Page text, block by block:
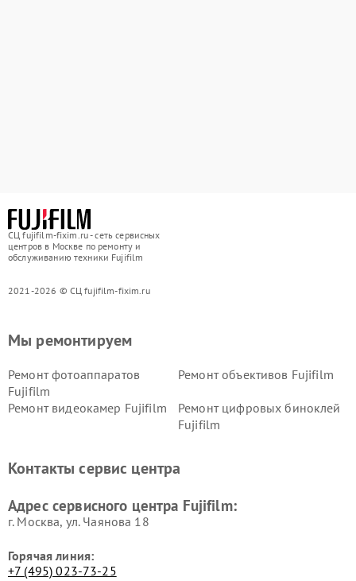
СЦ fujifilm-fixim.ru - сеть сервисных
центров в Москве по ремонту и
обслуживанию техники Fujifilm
2021-2026 © СЦ fujifilm-fixim.ru
Мы ремонтируем
Ремонт фотоаппаратов
Fujifilm
Ремонт объективов Fujifilm
Ремонт видеокамер Fujifilm
Ремонт цифровых биноклей
Fujifilm
Контакты сервис центра
Адрес сервисного центра Fujifilm:
г. Москва, ул. Чаянова 18
Горячая линия:
+7 (495) 023-73-25